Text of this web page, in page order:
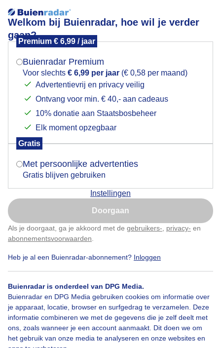
Welkom bij Buienradar, hoe wil je verder
gaan?
Premium € 6,99 / jaar
Buienradar Premium
Voor slechts € 6,99 per jaar (€ 0,58 per maand)
Advertentievrij en privacy veilig
Ontvang voor min. € 40,- aan cadeaus
10% donatie aan Staatsbosbeheer
Elk moment opzegbaar
Gratis
Met persoonlijke advertenties
Gratis blijven gebruiken
Instellingen
Doorgaan
Als je doorgaat, ga je akkoord met de gebruikers- privacy- en
abonnementsvoorwaarden
Heb je al een Buienradar-abonnement? Inloggen
Buienradar is onderdeel van DPG Media.
Buienradar en DPG Media gebruiken cookies om informatie over
je apparaat, locatie, browser en surfgedrag te verzamelen. Deze
informatie combineren we met de gegevens die je zelf deelt met
ons, zoals wanneer je een account aanmaakt. Dit doen we om
het gebruik van onze media te analyseren en onze websites en
Een grijze dag met tussendoor miezerregen
Door: Geeske Harkema Gemaakt: 10-02-2026, 225x bekeken
Miezerregendruppeltjes
Bekijk slideshow
Mogen we je locatie gebruiken voor het
Indien je hier nog geen akkoord op hebt gegeven,
verschijnt er zo een pop-up uit je browser waarin
Is goed, toon de popup
Nu niet, misschien later
Klik hierom dit aan te passen